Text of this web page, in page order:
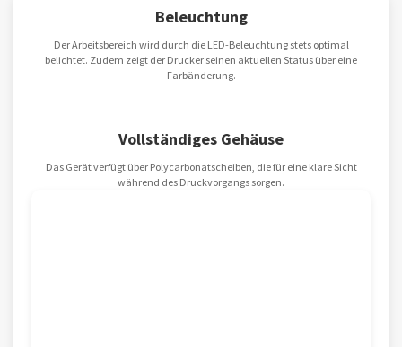
Beleuchtung
Der Arbeitsbereich wird durch die LED-Beleuchtung stets optimal
belichtet. Zudem zeigt der Drucker seinen aktuellen Status über eine
Farbänderung.
Vollständiges Gehäuse
Das Gerät verfügt über Polycarbonatscheiben, die für eine klare Sicht
während des Druckvorgangs sorgen.